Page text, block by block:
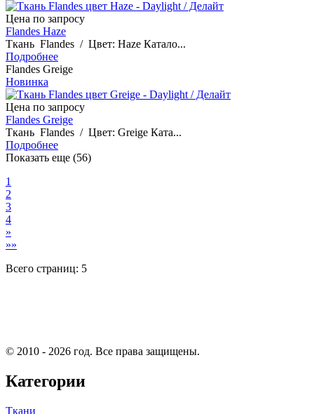
Цена по запросу
Flandes Haze
Ткань Flandes / Цвет: Haze Катало...
Подробнее
Flandes Greige
Новинка
Цена по запросу
Flandes Greige
Ткань Flandes / Цвет: Greige Ката...
Подробнее
Показать еще (56)
1
2
3
4
»
»»
Всего страниц: 5
© 2010 - 2026 год. Все права защищены.
Категории
Ткани